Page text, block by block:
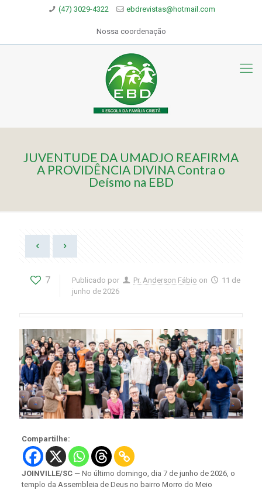
(47) 3029-4322 ebdrevistas@hotmail.com
Nossa coordenação
JUVENTUDE DA UMADJO REAFIRMA
A PROVIDÊNCIA DIVINA Contra o
Deísmo na EBD
7 Publicado por Pr. Anderson Fábio on
11 de
junho de 2026
Compartilhe:
​JOINVILLE/SC — No último domingo, dia 7 de junho de 2026, o
templo da Assembleia de Deus no bairro Morro do Meio